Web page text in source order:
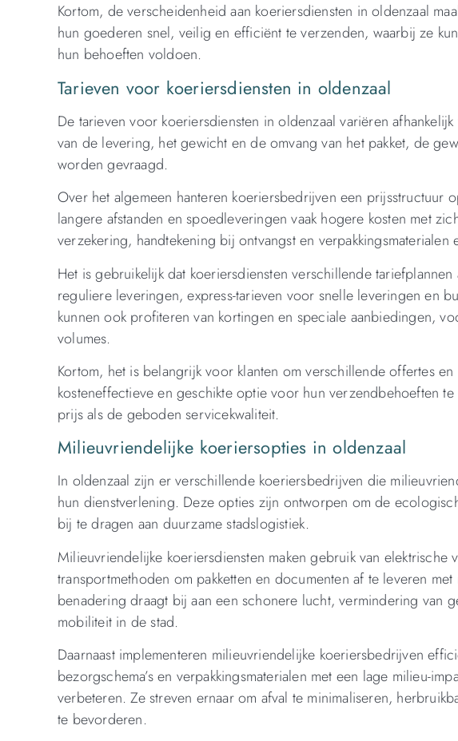
Kortom, de verscheidenheid aan koeriersdiensten in oldenzaal
hun goederen snel, veilig en efficiënt te verzenden, waarbij ze
hun behoeften voldoen.
Tarieven voor koeriersdiensten in oldenzaal
De tarieven voor koeriersdiensten in oldenzaal variëren
van de levering, het gewicht en de omvang van het pakket, de
worden gevraagd.
Over het algemeen hanteren koeriersbedrijven een prijsstructuur
langere afstanden en spoedleveringen vaak hogere kosten met
verzekering, handtekening bij ontvangst en verpakkingsmaterialen
Het is gebruikelijk dat koeriersdiensten verschillende
reguliere leveringen, express-tarieven voor snelle leveringen en
kunnen ook profiteren van kortingen en speciale aanbiedingen,
volumes.
Kortom, het is belangrijk voor klanten om verschillende offertes
kosteneffectieve en geschikte optie voor hun verzendbehoeften
prijs als de geboden servicekwaliteit.
Milieuvriendelijke koeriersopties in oldenzaal
In oldenzaal zijn er verschillende koeriersbedrijven die
hun dienstverlening. Deze opties zijn ontworpen om de
bij te dragen aan duurzame stadslogistiek.
Milieuvriendelijke koeriersdiensten maken gebruik van
transportmethoden om pakketten en documenten af te leveren
benadering draagt bij aan een schonere lucht, vermindering van
mobiliteit in de stad.
Daarnaast implementeren milieuvriendelijke koeriersbedrijven
bezorgschema’s en verpakkingsmaterialen met een lage milieu-
verbeteren. Ze streven ernaar om afval te minimaliseren,
te bevorderen.